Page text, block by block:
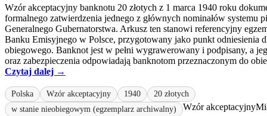
Wzór akceptacyjny banknotu 20 złotych z 1 marca 1940 roku
formalnego zatwierdzenia jednego z głównych nominałów systemu
Generalnego Gubernatorstwa. Arkusz ten stanowi referencyjny
Banku Emisyjnego w Polsce, przygotowany jako punkt odniesienia
obiegowego. Banknot jest w pełni wygrawerowany i podpisany, a
oraz zabezpieczenia odpowiadają banknotom przeznaczonym do
Czytaj dalej →
Polska Wzór akceptacyjny 1940
20 złotych
w stanie nieobiegowym (egzemplarz archiwalny)
Wzór akceptacyjny